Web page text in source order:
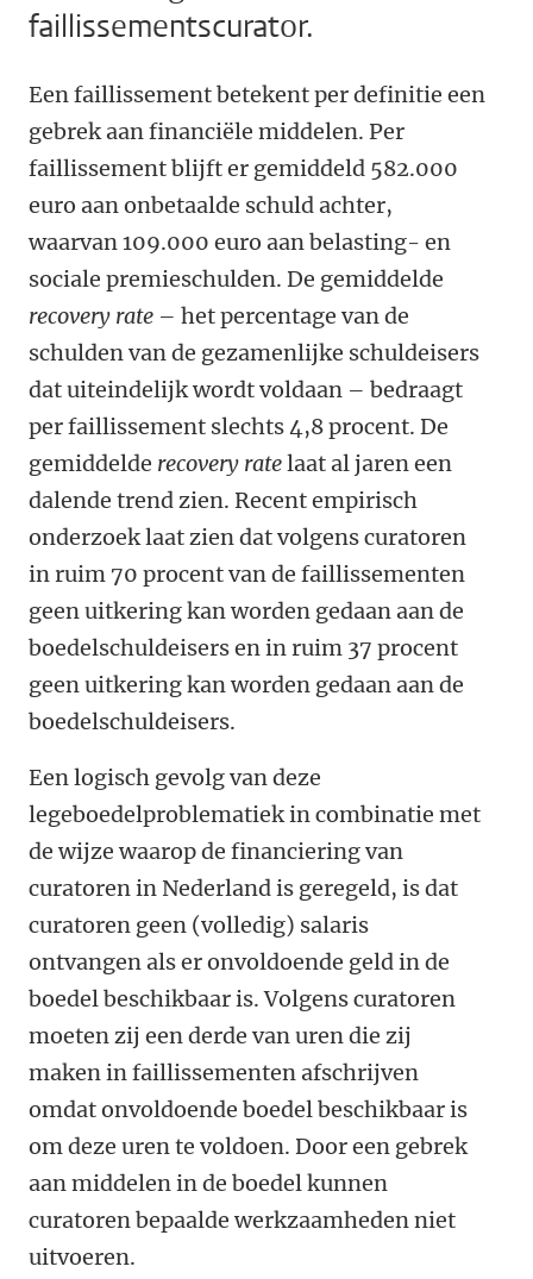
faillissementscurator.
Een faillissement betekent per definitie een
gebrek aan financiële middelen. Per
faillissement blijft er gemiddeld 582.000
euro aan onbetaalde schuld achter,
waarvan 109.000 euro aan belasting- en
sociale premieschulden. De gemiddelde
recovery rate ­– het percentage van de
schulden van de gezamenlijke schuldeisers
dat uiteindelijk wordt voldaan ­– bedraagt
per faillissement slechts 4,8 procent. De
gemiddelde recovery ratelaat al jaren een
dalende trend zien. Recent empirisch
onderzoek laat zien dat volgens curatoren
in ruim 70 procent van de faillissementen
geen uitkering kan worden gedaan aan de
boedelschuldeisers en in ruim 37 procent
geen uitkering kan worden gedaan aan de
boedelschuldeisers.
Een logisch gevolg van deze
legeboedelproblematiek in combinatie met
de wijze waarop de financiering van
curatoren in Nederland is geregeld, is dat
curatoren geen (volledig) salaris
ontvangen als er onvoldoende geld in de
boedel beschikbaar is. Volgens curatoren
moeten zij een derde van uren die zij
maken in faillissementen afschrijven
omdat onvoldoende boedel beschikbaar is
om deze uren te voldoen. Door een gebrek
aan middelen in de boedel kunnen
curatoren bepaalde werkzaamheden niet
uitvoeren.